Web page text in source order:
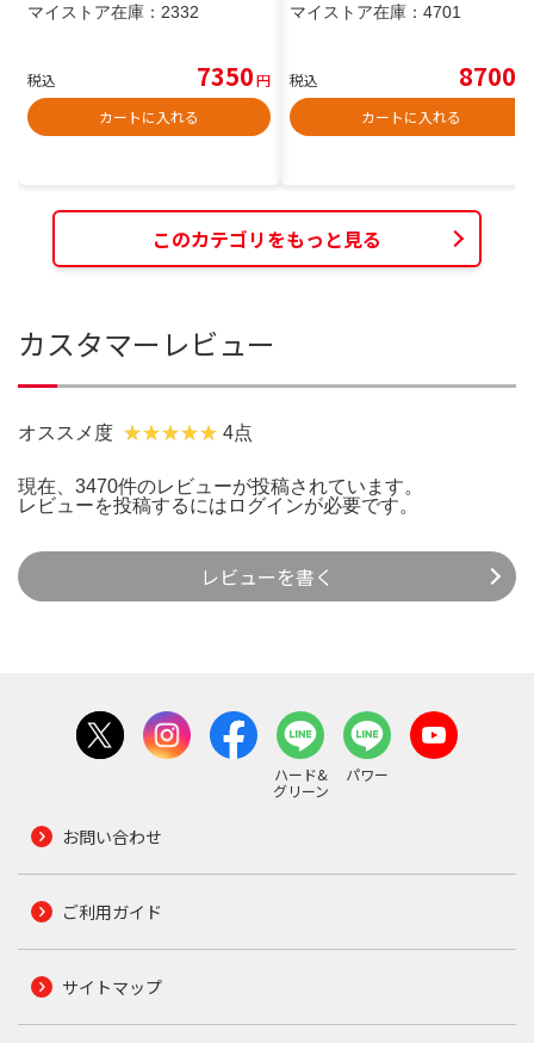
マイストア在庫： 2332
税込 7350円
カートに入れる
マイストア在庫： 4701
税込 8700
カートに入れる
このカテゴリをもっと見る
カスタマーレビュー
オススメ度 4点
現在、3470件のレビューが投稿されています。
レビューを投稿するには ログインが必要です。
レビューを書く
ハード&
グリーン
パワー
お問い合わせ
ご利用ガイド
サイトマップ